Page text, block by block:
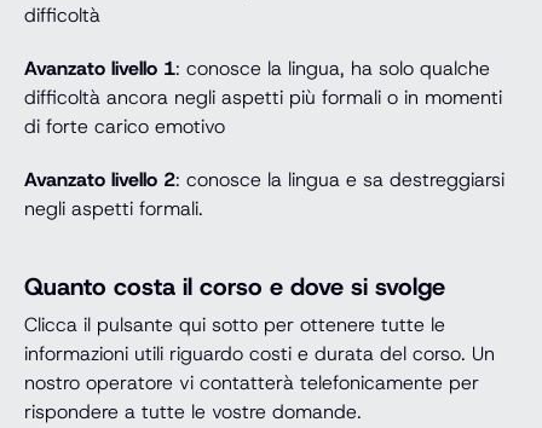
difficoltà
Avanzato livello 1: conosce la lingua, ha solo qualche
difficoltà ancora negli aspetti più formali o in momenti
di forte carico emotivo
Avanzato livello 2: conosce la lingua e sa destreggiarsi
negli aspetti formali.
Quanto costa il corso e dove si svolge
Clicca il pulsante qui sotto per ottenere tutte le
informazioni utili riguardo costi e durata del corso. Un
nostro operatore vi contatterà telefonicamente per
rispondere a tutte le vostre domande.